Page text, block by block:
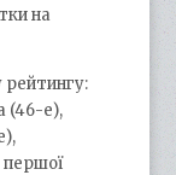
на
рейтингу:
(46-е),
першої